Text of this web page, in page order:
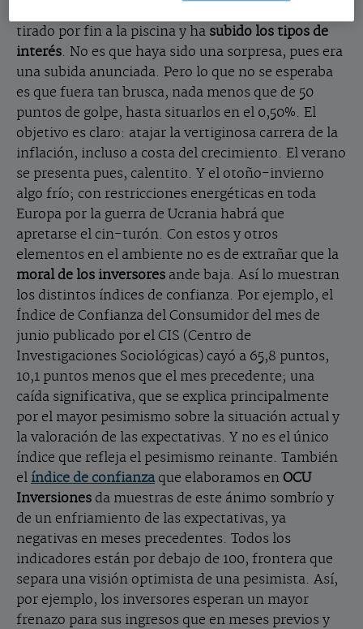
tirado por fin a la piscina y ha subido los tipos de
interés. No es que haya sido una sorpresa, pues era
una subida anunciada. Pero lo que no se esperaba
es que fuera tan brusca, nada menos que de 50
puntos de golpe, hasta situarlos en el 0,50%. El
objetivo es claro: atajar la vertiginosa carrera de la
inflación, incluso a costa del crecimiento. El verano
se presenta pues, calentito. Y el otoño-invierno
algo frío; con restricciones energéticas en toda
Europa por la guerra de Ucrania habrá que
apretarse el cin-turón. Con estos y otros
elementos en el ambiente no es de extrañar que la
moral de los inversores ande baja. Así lo muestran
los distintos índices de confianza. Por ejemplo, el
Índice de Confianza del Consumidor del mes de
junio publicado por el CIS (Centro de
Investigaciones Sociológicas) cayó a 65,8 puntos,
10,1 puntos menos que el mes precedente; una
caída significativa, que se explica principalmente
por el mayor pesimismo sobre la situación actual y
la valoración de las expectativas. Y no es el único
índice que refleja el pesimismo reinante. También
el índice de confianza que elaboramos en OCU
Inversiones da muestras de este ánimo sombrío y
de un enfriamiento de las expectativas, ya
negativas en meses precedentes. Todos los
indicadores están por debajo de 100, frontera que
separa una visión optimista de una pesimista. Así,
por ejemplo, los inversores esperan un mayor
frenazo para sus ingresos que en meses previos y